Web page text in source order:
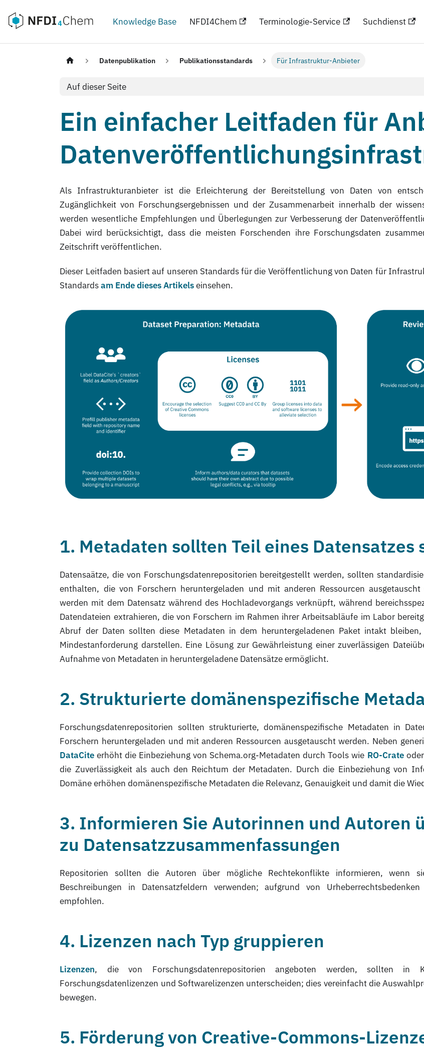
Knowledge Base NFDI4Chem Terminologie-Service Suchdienst
Datenpublikation Publikationsstandards Für Infrastruktur-Anbieter
Auf dieser Seite
Ein einfacher Leitfaden für
Als Infrastrukturanbieter ist die Erleichterung der Bereitstellung von Daten von
Zugänglichkeit von Forschungsergebnissen und der Zusammenarbeit innerhalb der
werden wesentliche Empfehlungen und Überlegungen zur Verbesserung der
Dabei wird berücksichtigt, dass die meisten Forschenden ihre Forschungsdaten
Zeitschrift veröffentlichen.
Dieser Leitfaden basiert auf unseren Standards für die Veröffentlichung von Daten für
Standardsam Ende dieses Artikelseinsehen.
1. Metadaten sollten Teil eines Datensatzes
Datensaätze, die von Forschungsdatenrepositorien bereitgestellt werden, sollten
enthalten, die von Forschern heruntergeladen und mit anderen Ressourcen
werden mit dem Datensatz während des Hochladevorgangs verknüpft, während
Datendateien extrahieren, die von Forschern im Rahmen ihrer Arbeitsabläufe im Labor
Abruf der Daten sollten diese Metadaten in dem heruntergeladenen Paket intakt
Mindestanforderung darstellen. Eine Lösung zur Gewährleistung einer zuverlässigen
Aufnahme von Metadaten in heruntergeladene Datensätze ermöglicht.
2. Strukturierte domänenspezifische
Forschungsdatenrepositorien sollten strukturierte, domänenspezifische Metadaten in
Forschern heruntergeladen und mit anderen Ressourcen ausgetauscht werden. Neben
DataCite erhöht die Einbeziehung von Schema.org-Metadaten durch Tools wie RO-Crateoder
die Zuverlässigkeit als auch den Reichtum der Metadaten. Durch die Einbeziehung von
Domäne erhöhen domänenspezifische Metadaten die Relevanz, Genauigkeit und damit die
3. Informieren Sie Autorinnen und Autoren
zu Datensatzzusammenfassungen
Repositorien sollten die Autoren über mögliche Rechtekonflikte informieren, wenn
Beschreibungen in Datensatzfeldern verwenden; aufgrund von
empfohlen.
4. Lizenzen nach Typ gruppieren
Lizenzen, die von Forschungsdatenrepositorien angeboten werden, sollten in
Forschungsdatenlizenzen und Softwarelizenzen unterscheiden; dies vereinfacht die
bewegen.
5. Förderung von Creative-Commons-